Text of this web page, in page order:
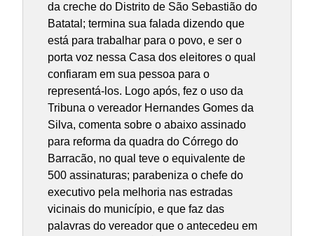
da creche do Distrito de São Sebastião do
Batatal; termina sua falada dizendo que
está para trabalhar para o povo, e ser o
porta voz nessa Casa dos eleitores o qual
confiaram em sua pessoa para o
representá-los. Logo após, fez o uso da
Tribuna o vereador Hernandes Gomes da
Silva, comenta sobre o abaixo assinado
para reforma da quadra do Córrego do
Barracão, no qual teve o equivalente de
500 assinaturas; parabeniza o chefe do
executivo pela melhoria nas estradas
vicinais do município, e que faz das
palavras do vereador que o antecedeu em